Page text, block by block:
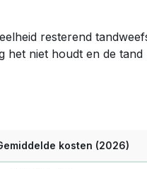
resterend
het niet houdt en de tand
kosten (2026)